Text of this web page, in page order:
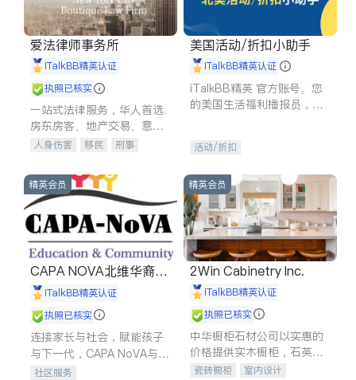
爱法律师事务所
iTalkBB精英认证
执照已核实
一站式法律服务，华人首选.
房东房客、地产交易、意外
伤害、车祸重伤、商业诉
建筑合同、刑事案件全包办
人身伤害 移民
刑事
信托/遗嘱
商业
索赔
律师-其它 保释
美国活动/折扣小助手
iTalkBB精英认证
iTalkBB精英 官方账号。您
的美国生活福利播报员，精
专属福利。
活动/折扣
精英会员
CAPA NOVA北维华裔家
长会iTalkBB精英认证
执照已核实
连接家长与社会，赋能孩子
与下一代，CAPA NoVA与您
携手建设包容、公平、充满
社区服务
精英会员
2Win Cabinetry Inc.
iTalkBB精英认证
执照已核实
中华橱柜石材公司以实惠的
价格提供实木橱柜，石英石
台面，多种优质不锈钢水
瓷砖橱柜
室内设计